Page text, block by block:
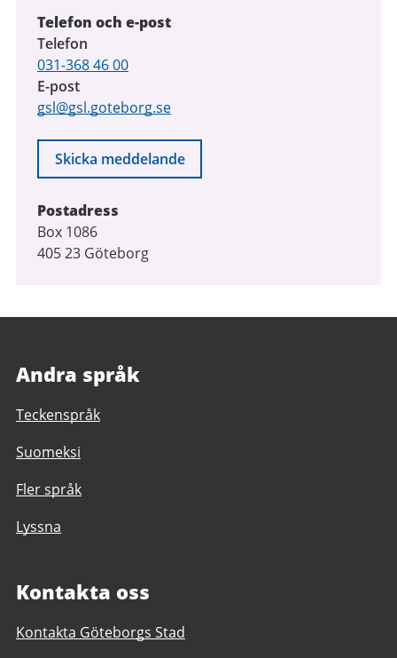
Telefon och e-post
Telefon
031-368 46 00
E-post
gsl@gsl.goteborg.se
Skicka meddelande
Postadress
Box 1086
405 23 Göteborg
Andra språk
Teckenspråk
Suomeksi
Fler språk
Lyssna
Kontakta oss
Kontakta Göteborgs Stad